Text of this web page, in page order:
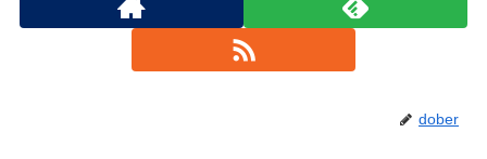
dober